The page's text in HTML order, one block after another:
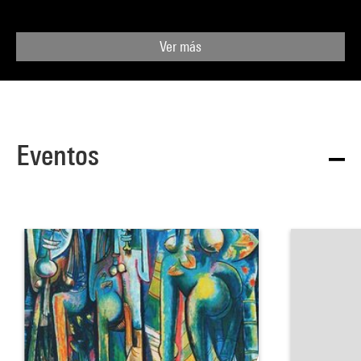
Même lorsque Lam abandonne la figure animale ou humaine
et qu’il retrouve le thème classique de la nature morte, c’est
un « autel » qu’il dresse, monumental et fastueux, en une
du culte vaudou, les motifs, végétaux, floraux, dissous dans
une lumière blanche, ne sont en réalité plus identifiables : ils
émergence magique d’un monde latent et exaltation d’une
nature exubérante, secrète, qui sourd sous la lumière
tropicale. À peine figuratif, l’espace de la feuille – dont le
fond blanc (omniprésent comme toujours chez Lam et
souvent rehaussé de craie) compose étroitement avec ce qui
est devenu une grille de traces picturales répétées à
l’identique – n’est plus qu’un espace mental de signes.
Ver más
Eventos